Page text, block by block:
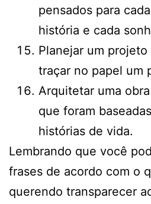
pensados para
história e cada
Planejar um
traçar no papel um
Arquitetar uma
que foram
histórias de vida.
Lembrando que você
frases de acordo com o
querendo transparecer